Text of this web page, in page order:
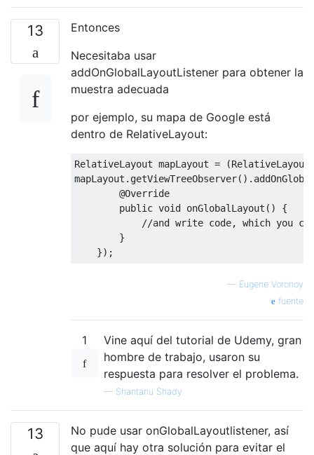
13
Entonces
Necesitaba usar
addOnGlobalLayoutListener para obtener la
muestra adecuada
por ejemplo, su mapa de Google está
dentro de RelativeLayout:
RelativeLayout mapLayout = (RelativeLayout
mapLayout . getViewTreeObserver().
@Override
public void onGlobalLayout ()
{
//and write code, which you
}
});
— Eugene Voronoy
fuente
1
Vine aquí del tutorial de Udemy, gran
hombre de trabajo, usaron su
respuesta para resolver el problema.
— Shantanu Shady
13
No pude usar onGlobalLayoutlistener, así
que aquí hay otra solución para evitar el